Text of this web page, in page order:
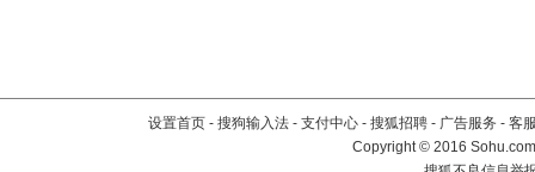
设置首页 - 搜狗输入法 - 支付中心 - 搜狐招聘 - 广告服务 - 客
Copyright©2016